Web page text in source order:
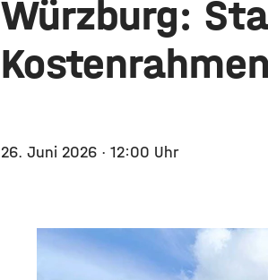
Würzburg:
26. Juni 2026 · 12:00 Uhr